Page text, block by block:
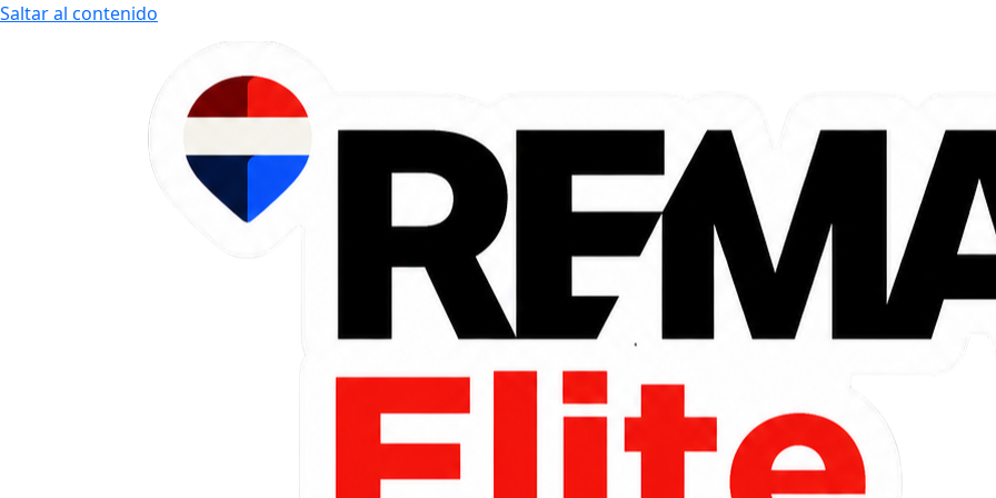
Saltar al contenido